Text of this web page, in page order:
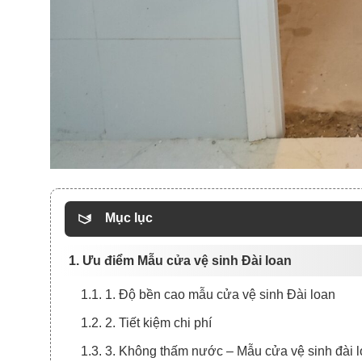
Mục lục
1. Ưu điểm Mẫu cửa vệ sinh Đài loan
1.1. 1. Độ bền cao mẫu cửa vệ sinh Đài loan
1.2. 2. Tiết kiệm chi phí
1.3. 3. Không thấm nước – Mẫu cửa vệ sinh đài